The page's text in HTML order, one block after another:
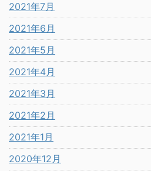
2021年7月
2021年6月
2021年5月
2021年4月
2021年3月
2021年2月
2021年1月
2020年12月